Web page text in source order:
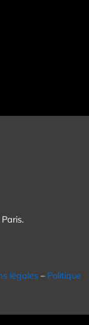
légales – Politique